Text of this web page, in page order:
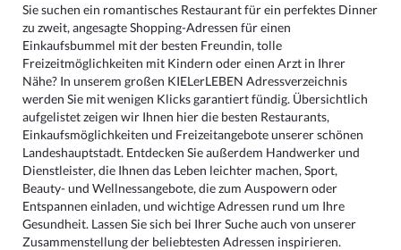
Sie suchen ein romantisches Restaurant für ein perfektes Dinner
zu zweit, angesagte Shopping-Adressen für einen
Einkaufsbummel mit der besten Freundin, tolle
Freizeitmöglichkeiten mit Kindern oder einen Arzt in Ihrer
Nähe? In unserem großen KIELerLEBEN Adressverzeichnis
werden Sie mit wenigen Klicks garantiert fündig. Übersichtlich
aufgelistet zeigen wir Ihnen hier die besten Restaurants,
Einkaufsmöglichkeiten und Freizeitangebote unserer schönen
Landeshauptstadt. Entdecken Sie außerdem Handwerker und
Dienstleister, die Ihnen das Leben leichter machen, Sport,
Beauty- und Wellnessangebote, die zum Auspowern oder
Entspannen einladen, und wichtige Adressen rund um Ihre
Gesundheit. Lassen Sie sich bei Ihrer Suche auch von unserer
Zusammenstellung der beliebtesten Adressen inspirieren.